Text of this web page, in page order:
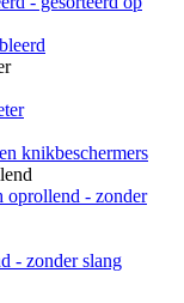
knikbeschermers
oprollend - zonder
- zonder slang